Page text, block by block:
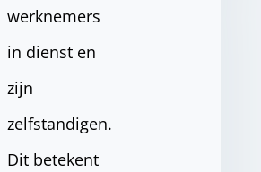
werknemers
in dienst en
zijn
zelfstandigen.
Dit betekent